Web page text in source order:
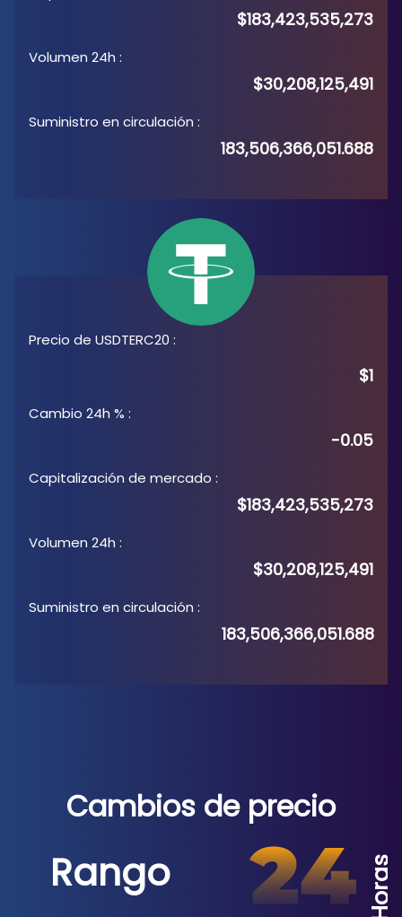
$183,423,535,273
Volumen 24h :
$30,208,125,491
Suministro en circulación :
183,506,366,051.688
Precio de USDTERC20 :
$1
Cambio 24h % :
-0.05
Capitalización de mercado :
$183,423,535,273
Volumen 24h :
$30,208,125,491
Suministro en circulación :
183,506,366,051.688
Cambios de precio
Rango Horas